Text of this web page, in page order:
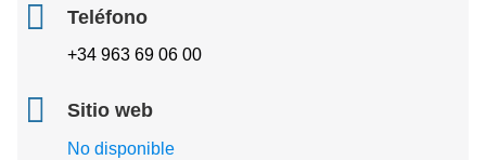
Teléfono
+34 963 69 06 00
Sitio web
No disponible